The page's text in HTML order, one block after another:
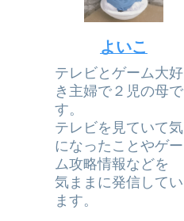
よいこ
テレビとゲーム大好
き主婦で２児の母で
す。
テレビを見ていて気
になったことやゲー
ム攻略情報などを
気ままに発信してい
ます。